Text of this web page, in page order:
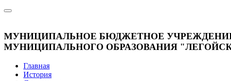
МУНИЦИПАЛЬНОЕ БЮДЖЕТНОЕ
МУНИЦИПАЛЬНОГО ОБРАЗОВАНИЯ
Главная
История